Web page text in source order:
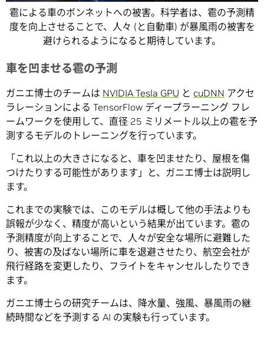
雹による車のボンネットへの被害。科学者は、雹の予測精
度を向上させることで、人々 (と自動車) が暴風雨の被害を
避けられるようになると期待しています。
車を凹ませる雹の予測
ガニエ博士のチームは NVIDIA Tesla GPU と cuDNN アクセ
ラレーションによる TensorFlow ディープラーニング フレ
ームワークを使用して、直径 25 ミリメートル以上の雹を予
測するモデルのトレーニングを行っています。
「これ以上の大きさになると、車を凹ませたり、屋根を傷
つけたりする可能性があります」と、ガニエ博士は説明し
ます。
これまでの実験では、このモデルは概して他の手法よりも
誤報が少なく、精度が高いという結果が出ています。雹の
予測精度が向上することで、人々が安全な場所に避難した
り、被害の及ばない場所に車を退避させたり、航空会社が
飛行経路を変更したり、フライトをキャンセルしたりでき
ます。
ガニエ博士らの研究チームは、降水量、強風、暴風雨の継
続時間などを予測する AI の実験も行っています。